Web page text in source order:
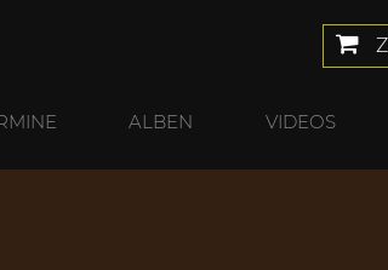
ALBEN VIDEOS